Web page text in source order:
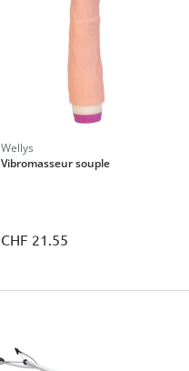
Wellys
Vibromasseur souple
CHF 21.55